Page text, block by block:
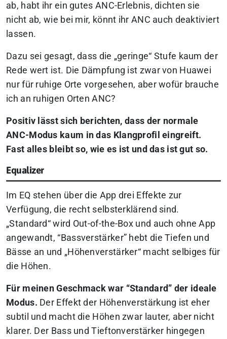
ab, habt ihr ein gutes ANC-Erlebnis, dichten sie
nicht ab, wie bei mir, könnt ihr ANC auch deaktiviert
lassen.
Dazu sei gesagt, dass die „geringe“ Stufe kaum der
Rede wert ist. Die Dämpfung ist zwar von Huawei
nur für ruhige Orte vorgesehen, aber wofür brauche
ich an ruhigen Orten ANC?
Positiv lässt sich berichten, dass der normale
ANC-Modus kaum in das Klangprofil eingreift.
Fast alles bleibt so, wie es ist und das ist gut so.
Equalizer
Im EQ stehen über die App drei Effekte zur
Verfügung, die recht selbsterklärend sind.
„Standard“ wird Out-of-the-Box und auch ohne App
angewandt, “Bassverstärker” hebt die Tiefen und
Bässe an und „Höhenverstärker“ macht selbiges für
die Höhen.
Für meinen Geschmack war “Standard” der ideale
Modus. Der Effekt der Höhenverstärkung ist eher
subtil und macht die Höhen zwar lauter, aber nicht
klarer. Der Bass und Tieftonverstärker hingegen